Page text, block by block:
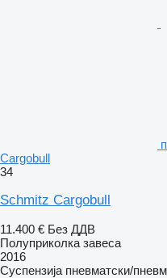
Cargobull
34
Schmitz Cargobull
11.400 € Без ДДВ
Полуприколка завеса
2016
Суспензија пневматски/